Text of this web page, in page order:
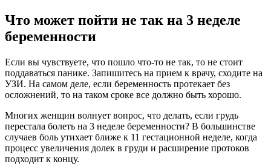
Что может пойти не так на 3 неделе
беременности
Если вы чувствуете, что пошло что-то не так, то не стоит
поддаваться панике. Запишитесь на прием к врачу, сходите на
УЗИ. На самом деле, если беременность протекает без
осложнений, то на таком сроке все должно быть хорошо.
Многих женщин волнует вопрос, что делать, если грудь
перестала болеть на 3 неделе беременности? В большинстве
случаев боль утихает ближе к 11 гестационной неделе, когда
процесс увеличения долек в груди и расширение протоков
подходит к концу.